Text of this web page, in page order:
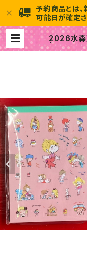
予約商品とは
可能日が確定
2026水森
| 水森亜